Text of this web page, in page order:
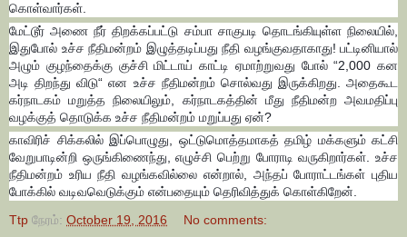
கொள்வார்கள்.
மேட்டூர் அணை நீர் திறக்கப்பட்டு சம்பா சாகுபடி தொடங்கியுள்ள நிலையில்,
இதுபோல் உச்ச நீதிமன்றம் இழுத்தடிப்பது நீதி வழங்குவதாகாது! பட்டினியால்
அழும் குழந்தைக்கு குச்சி மிட்டாய் காட்டி ஏமாற்றுவது போல் “2,000 கன
அடி திறந்து விடு“ என உச்ச நீதிமன்றம் சொல்வது இருக்கிறது. அதைகூட
கர்நாடகம் மறுத்த நிலையிலும், கர்நாடகத்தின் மீது நீதிமன்ற அவமதிப்பு
வழக்குத் தொடுக்க உச்ச நீதிமன்றம் மறுப்பது ஏன்?
காவிரிச் சிக்கலில் இப்பொழுது, ஒட்டுமொத்தமாகத் தமிழ் மக்களும் கட்சி
வேறுபாடின்றி ஒருங்கிணைந்து, எழுச்சி பெற்று போராடி வருகிறார்கள். உச்ச
நீதிமன்றம் உரிய நீதி வழங்கவில்லை என்றால், அந்தப் போராட்டங்கள் புதிய
போக்கில் வடிவவெடுக்கும் என்பதையும் தெரிவித்துக் கொள்கிறேன்.
Ttp நேரம்: October 19, 2016 No comments: